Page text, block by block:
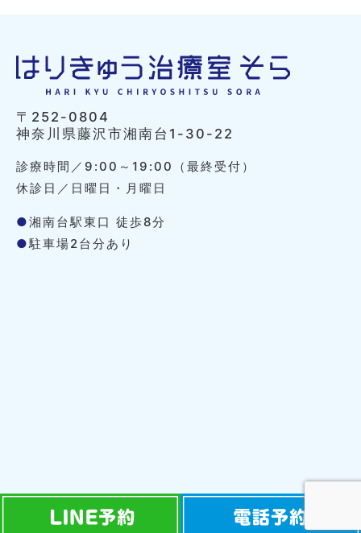
〒252-0804
神奈川県藤沢市湘南台1-30-22
診療時間／9:00～19:00（最終受付）
休診日／日曜日・月曜日
●湘南台駅東口 徒歩8分
●駐車場2台分あり
Copyright © Copyright © 治療室そら All Rights Reserved.